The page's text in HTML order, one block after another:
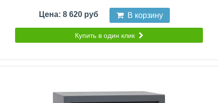
Цена: 8 620 руб В корзину
Купить в один клик